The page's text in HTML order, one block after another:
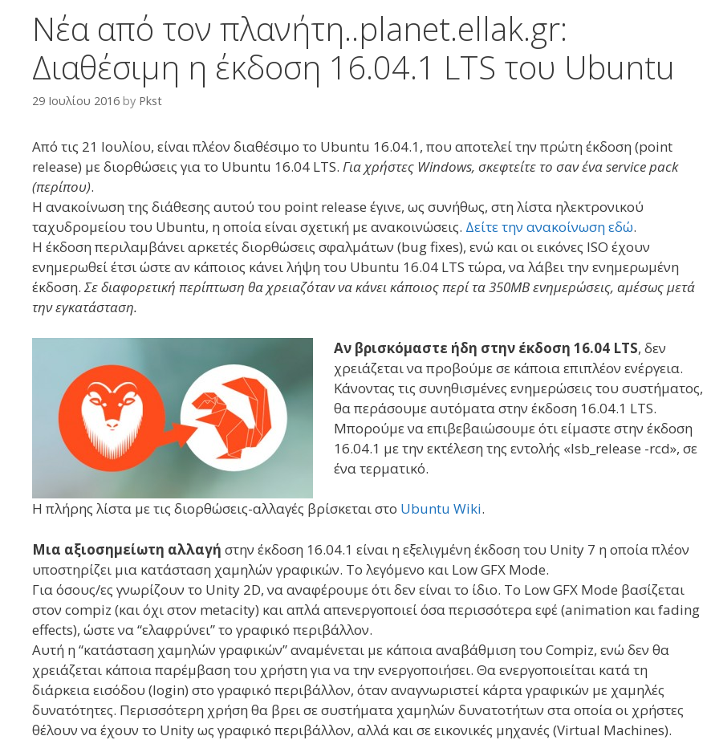
Νέα από τον πλανήτη..planet.ellak.gr:
Διαθέσιμη η έκδοση 16.04.1 LTS του Ubuntu
29 Ιουλίου 2016 by Pkst
Από τις 21 Ιουλίου, είναι πλέον διαθέσιμο το Ubuntu 16.04.1, που αποτελεί την πρώτη έκδοση (point
release) με διορθώσεις για το Ubuntu 16.04 LTS. Για χρήστες Windows, σκεφτείτε το σαν ένα service pack
(περίπου).
Η ανακοίνωση της διάθεσης αυτού του point release έγινε, ως συνήθως, στη λίστα ηλεκτρονικού
ταχυδρομείου του Ubuntu, η οποία είναι σχετική με ανακοινώσεις. Δείτε την ανακοίνωση εδώ.
Η έκδοση περιλαμβάνει αρκετές διορθώσεις σφαλμάτων (bug fixes), ενώ και οι εικόνες ISO έχουν
ενημερωθεί έτσι ώστε αν κάποιος κάνει λήψη του Ubuntu 16.04 LTS τώρα, να λάβει την ενημερωμένη
έκδοση.Σε διαφορετική περίπτωση θα χρειαζόταν να κάνει κάποιος περί τα 350ΜΒ ενημερώσεις, αμέσως μετά
την εγκατάσταση.
Αν βρισκόμαστε ήδη στην έκδοση 16.04 LTS, δεν
χρειάζεται να προβούμε σε κάποια επιπλέον ενέργεια.
Κάνοντας τις συνηθισμένες ενημερώσεις του συστήματος,
θα περάσουμε αυτόματα στην έκδοση 16.04.1 LTS.
Μπορούμε να επιβεβαιώσουμε ότι είμαστε στην έκδοση
16.04.1 με την εκτέλεση της εντολής «lsb_release -rcd», σε
ένα τερματικό.
Η πλήρης λίστα με τις διορθώσεις-αλλαγές βρίσκεται στο Ubuntu Wiki.
Μια αξιοσημείωτη αλλαγή στην έκδοση 16.04.1 είναι η εξελιγμένη έκδοση του Unity 7 η οποία πλέον
υποστηρίζει μια κατάσταση χαμηλών γραφικών. Το λεγόμενο και Low GFX Mode.
Για όσους/ες γνωρίζουν το Unity 2D, να αναφέρουμε ότι δεν είναι το ίδιο. Το Low GFX Mode βασίζεται
στον compiz (και όχι στον metacity) και απλά απενεργοποιεί όσα περισσότερα εφέ (animation και fading
effects), ώστε να “ελαφρύνει” το γραφικό περιβάλλον.
Αυτή η “κατάσταση χαμηλών γραφικών” αναμένεται με κάποια αναβάθμιση του Compiz, ενώ δεν θα
χρειάζεται κάποια παρέμβαση του χρήστη για να την ενεργοποιήσει. Θα ενεργοποιείται κατά τη
διάρκεια εισόδου (login) στο γραφικό περιβάλλον, όταν αναγνωριστεί κάρτα γραφικών με χαμηλές
δυνατότητες. Περισσότερη χρήση θα βρει σε συστήματα χαμηλών δυνατοτήτων στα οποία οι χρήστες
θέλουν να έχουν το Unity ως γραφικό περιβάλλον, αλλά και σε εικονικές μηχανές (Virtual Machines).